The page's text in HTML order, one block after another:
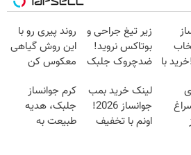
با
زیر تیغ جراحی و
بوتاکس نروید!
ضدچروک جلبک
روند پیری رو با
این روش گیاهی
معکوس کن
لینک خرید بمب
جوانساز 2026!
اونم با تخفیف
کرم جوانساز
جلبک، هدیه
طبیعت به